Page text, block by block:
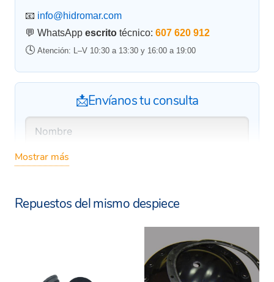
📧 info@hidromar.com
💬 WhatsApp escrito técnico: 607 620 912
🕓 Atención: L–V 10:30 a 13:30 y 16:00 a 19:00
📩Envíanos tu consulta
Mostrar más
Repuestos del mismo despiece